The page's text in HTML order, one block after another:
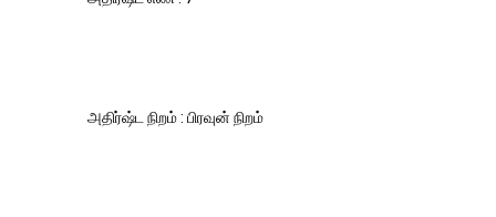
அதிர்ஷ்ட நிறம் : பிரவுன் நிறம்